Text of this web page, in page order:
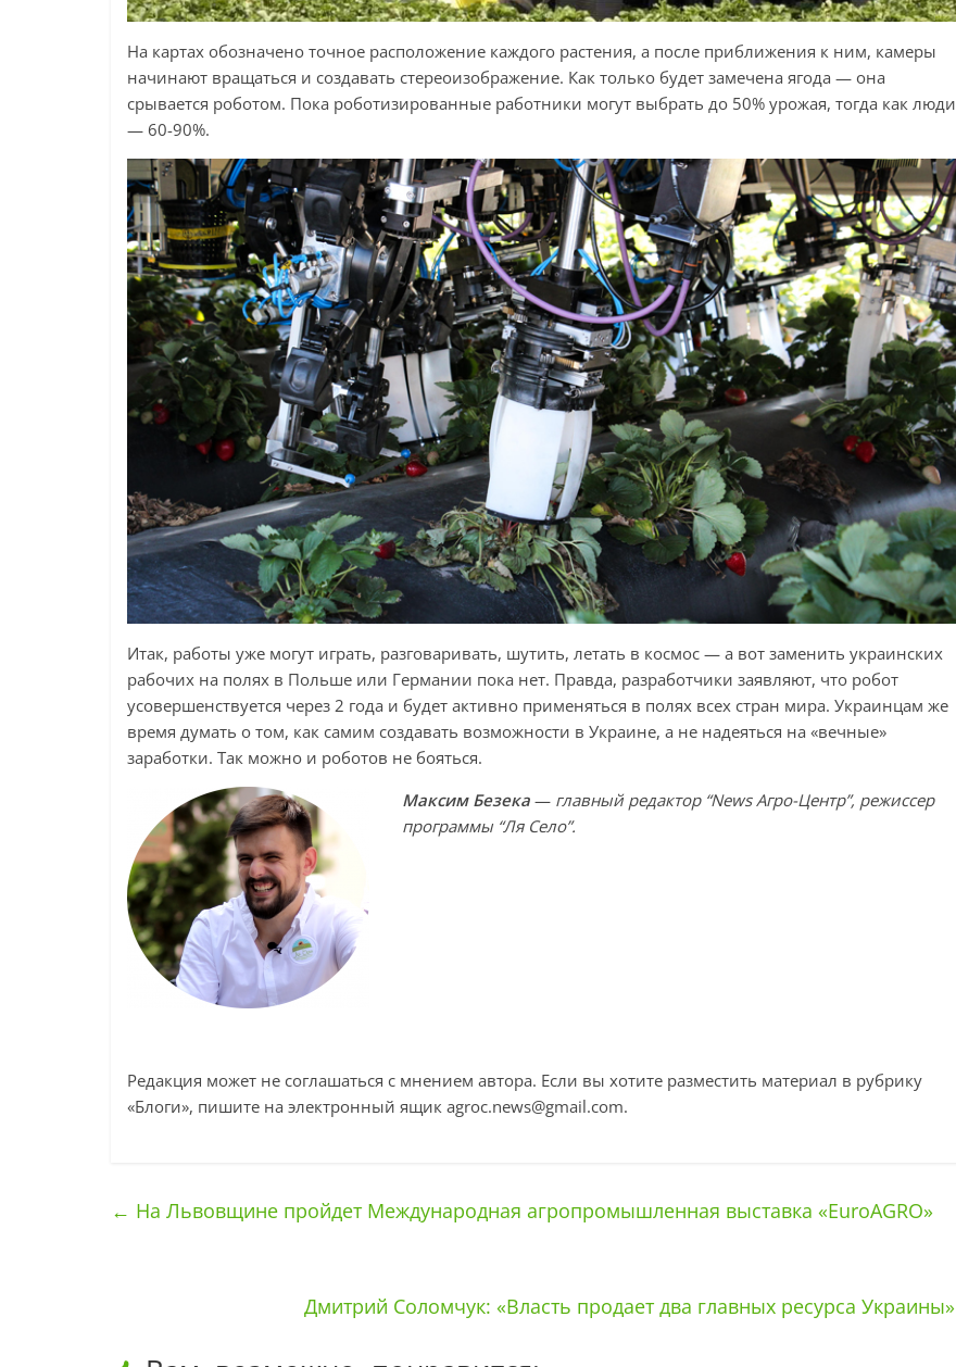
На картах обозначено точное расположение каждого растения, а после приближения к ним, камеры
начинают вращаться и создавать стереоизображение. Как только будет замечена ягода — она
срывается роботом. Пока роботизированные работники могут выбрать до 50% урожая, тогда как люди
— 60-90%.
Итак, работы уже могут играть, разговаривать, шутить, летать в космос — а вот заменить украинских
рабочих на полях в Польше или Германии пока нет. Правда, разработчики заявляют, что робот
усовершенствуется через 2 года и будет активно применяться в полях всех стран мира. Украинцам же
время думать о том, как самим создавать возможности в Украине, а не надеяться на «вечные»
заработки. Так можно и роботов не бояться.
Максим Безека — главный редактор “News Агро-Центр”, режиссер
программы “Ля Село”.
Редакция может не соглашаться с мнением автора. Если вы хотите разместить материал в рубрику
«Блоги», пишите на электронный ящик agroc.news@gmail.com.
← На Львовщине пройдет Международная агропромышленная выставка «EuroAGRO»
Дмитрий Соломчук: «Власть продает два главных ресурса Украины»